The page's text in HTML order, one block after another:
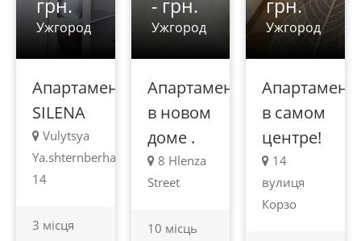
грн.
Ужгород
Апартаменты
SILENA
Vulytsya
Ya.shternberha
14
3 місця
- грн.
Ужгород
Апартаменты
в новом
доме .
8 Hlenza
Street
10 місць
грн.
Ужгород
в самом
центре!
14
вулиця
Корзо